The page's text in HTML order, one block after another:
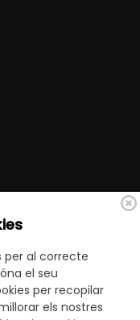
per al correcte
el seu
per recopilar
els nostres